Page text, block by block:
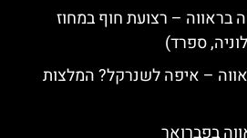
בראווה – רצועת חוף במחוז
ספרד)
– איפה לשנרקל? המלצות